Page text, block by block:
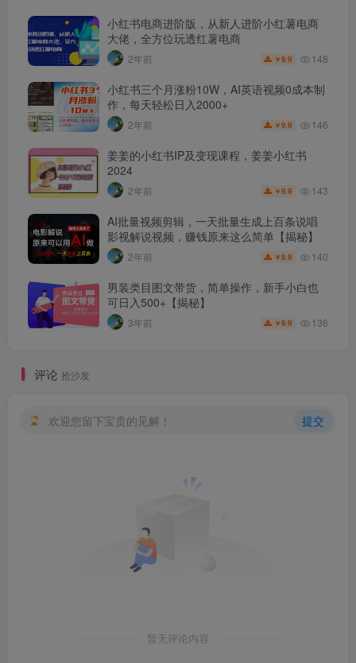
小红书电商进阶版，从新人进阶小红薯电商
大佬，全方位玩透红薯电商
2年前 ￥9.9 148
小红书三个月涨粉10W，AI英语视频0成本制
作，每天轻松日入2000+
2年前 ￥9.9 146
姜姜的小红书IP及变现课程，姜姜小红书
2024
2年前 ￥9.9 143
AI批量视频剪辑，一天批量生成上百条说唱
影视解说视频，赚钱原来这么简单【揭秘】
2年前 ￥9.9 140
男装类目图文带货，简单操作，新手小白也
可日入500+【揭秘】
3年前 ￥9.9 136
评论 抢沙发
欢迎您留下宝贵的见解！ 提交
暂无评论内容